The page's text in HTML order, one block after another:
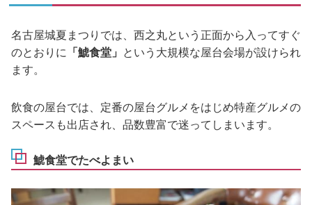
名古屋城夏まつりでは、西之丸という正面から入ってすぐ
のとおりに
「鯱食堂」
という大規模な屋台会場が設けられ
ます。
飲食の屋台では、定番の屋台グルメをはじめ特産グルメの
スペースも出店され、品数豊富で迷ってしまいます。
鯱食堂でたべよまい